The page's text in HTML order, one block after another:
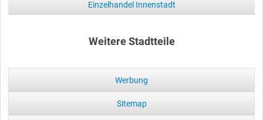
Einzelhandel Innenstadt
Weitere Stadtteile
Werbung
Sitemap